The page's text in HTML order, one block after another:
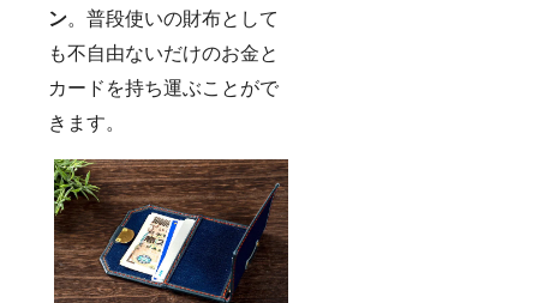
ン。普段使いの財布として
も不自由ないだけのお金と
カードを持ち運ぶことがで
きます。